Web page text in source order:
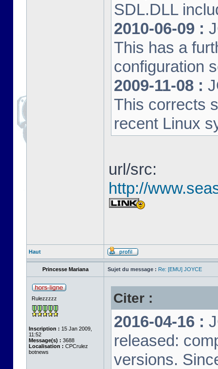
SDL.DLL
2010-06-09 :
This has a
configuration
2009-11-08 :
This corrects
recent Linux
url/src:
http://
Haut
Princesse Mariana Sujet du message : Re: [EMU] JOYCE
Rulezzzzz
Inscription : 15 Jan 2009,
11:52
Message(s) : 3688
Localisation : CPCrulez
botnews
Citer :
2016-04-16 :
released:
versions.